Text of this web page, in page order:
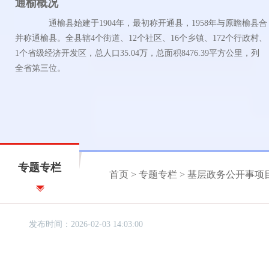
通榆概况
通榆县始建于1904年，最初称开通县，1958年与原瞻榆县合
并称通榆县。全县辖4个街道、12个社区、16个乡镇、172个行政村、
1个省级经济开发区，总人口35.04万，总面积8476.39平方公里，列
全省第三位。
专题专栏
首页 > 专题专栏 > 基层政务公开事项
发布时间：2026-02-03 14:03:00